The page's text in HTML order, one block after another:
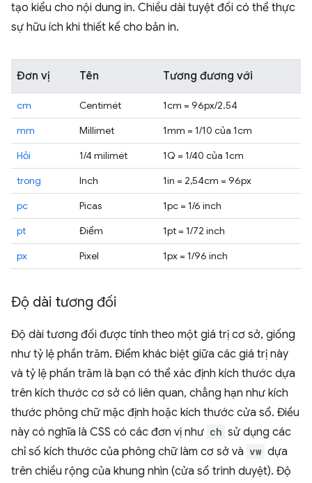
tạo kiểu cho nội dung in. Chiều dài tuyệt đối có thể thực
sự hữu ích khi thiết kế cho bản in.
Đơn vị Tên Tương đương với
cm Centimét
1cm = 96px/2.54
mm
Millimet
1mm = 1/10 của 1cm
Hỏi
1/4 milimét
1Q = 1/40 của 1cm
trong
Inch
1in = 2,54cm = 96px
pc
Picas
1pc = 1/6 inch
pt
Điểm
1pt = 1/72 inch
px
Pixel 1px = 1/96 inch
Độ dài tương đối
Độ dài tương đối được tính theo một giá trị cơ sở, giống
như tỷ lệ phần trăm. Điểm khác biệt giữa các giá trị này
và tỷ lệ phần trăm là bạn có thể xác định kích thước dựa
trên kích thước cơ sở có liên quan, chẳng hạn như kích
thước phông chữ mặc định hoặc kích thước cửa sổ. Điều
này có nghĩa là CSS có các đơn vị như ch sử dụng các
chỉ số kích thước của phông chữ làm cơ sở và vw dựa
trên chiều rộng của khung nhìn (cửa sổ trình duyệt). Độ